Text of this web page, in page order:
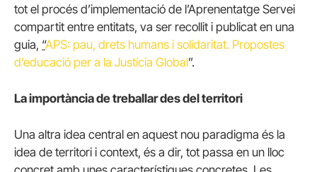
tot el procés d’implementació de l’Aprenentatge Servei
compartit entre entitats, va ser recollit i publicat en una
guia, “APS: pau, drets humans i solidaritat. Propostes
d’educació per a la Justícia Global”.
La importància de treballar des del territori
Una altra idea central en aquest nou paradigma és la
idea de territori i context, és a dir, tot passa en un lloc